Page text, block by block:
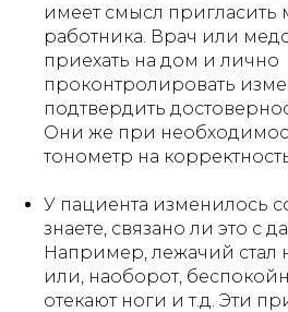
имеет смысл пригласить
работника. Врач или
приехать на дом и лично
проконтролировать
подтвердить
Они же при
тонометр на
У пациента изменилось
знаете, связано ли это с
Например, лежачий стал
или, наоборот,
отекают ноги и т.д. Эти